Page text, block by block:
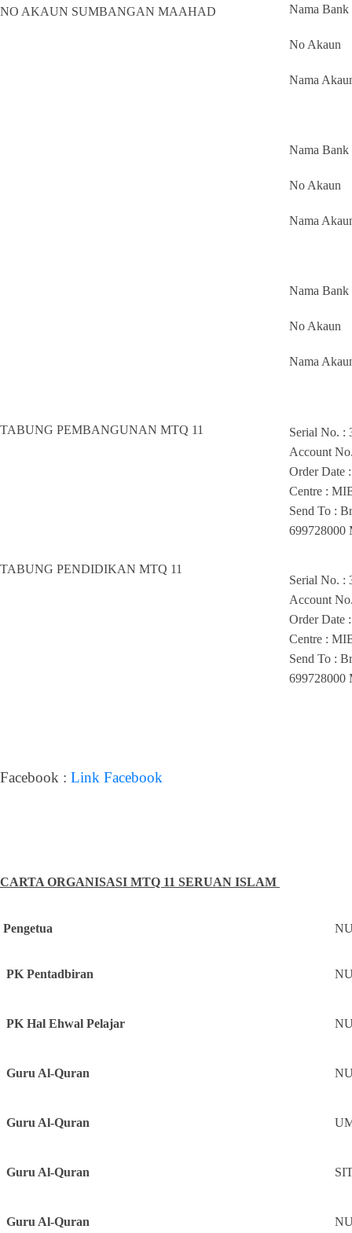
NO AKAUN SUMBANGAN MAAHAD Nama
No Akaun
Nama
Nama
No Akaun
Nama
Nama
No Akaun
Nama
TABUNG PEMBANGUNAN MTQ 11
Serial No. :
Account
Order Date
Centre :
Send To :
699728000
TABUNG PENDIDIKAN MTQ 11
Serial No. :
Account
Order Date
Centre :
Send To :
699728000
Facebook : Link Facebook
CARTA ORGANISASI MTQ 11 SERUAN ISLAM
Pengetua
PK Pentadbiran
PK Hal Ehwal Pelajar
Guru Al-Quran
Guru Al-Quran
Guru Al-Quran
Guru Al-Quran